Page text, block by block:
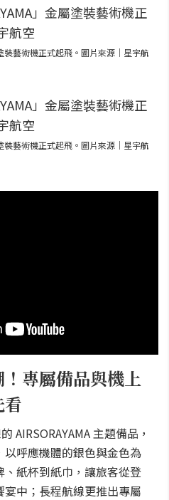
裝藝術機正式起飛。圖片來源｜星宇航
裝藝術機正式起飛。圖片來源｜星宇航
專屬備品與機上
AIRSORAYAMA 主題備品，
呼應機體的銀色與金色為
紙杯到紙巾，讓旅客從登
中；長程航線更推出專屬